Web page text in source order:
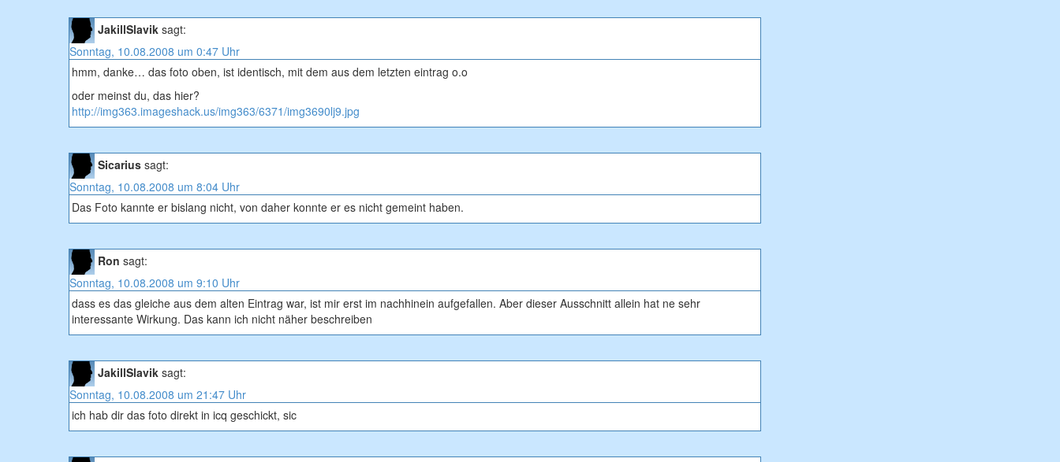
JakillSlavik sagt:
Sonntag, 10.08.2008 um 0:47 Uhr
hmm, danke… das foto oben, ist identisch, mit dem aus dem letzten eintrag o.o
oder meinst du, das hier?
http://img363.imageshack.us/img363/6371/img3690lj9.jpg
Sicarius sagt:
Sonntag, 10.08.2008 um 8:04 Uhr
Das Foto kannte er bislang nicht, von daher konnte er es nicht gemeint haben.
Ron sagt:
Sonntag, 10.08.2008 um 9:10 Uhr
dass es das gleiche aus dem alten Eintrag war, ist mir erst im nachhinein aufgefallen. Aber dieser Ausschnitt allein hat ne sehr
interessante Wirkung. Das kann ich nicht näher beschreiben
JakillSlavik sagt:
Sonntag, 10.08.2008 um 21:47 Uhr
ich hab dir das foto direkt in icq geschickt, sic